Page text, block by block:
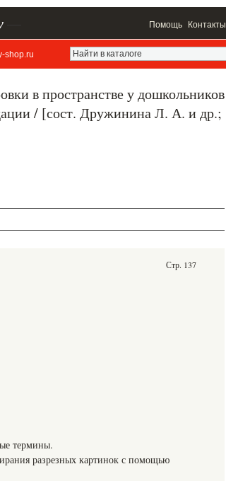
Помощь Контакты
shop.ru
в пространстве у дошкольников
/ [сост. Дружинина Л. А. и др.;
Стр. 137
термины.
разрезных картинок с помощью